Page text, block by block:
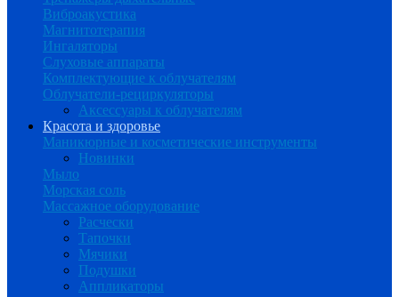
Виброакустика
Магнитотерапия
Ингаляторы
Слуховые аппараты
Комплектующие к облучателям
Облучатели-рециркуляторы
Аксессуары к облучателям
Красота и здоровье
Маникюрные и косметические инструменты
Новинки
Мыло
Морская соль
Массажное оборудование
Расчески
Тапочки
Мячики
Подушки
Аппликаторы